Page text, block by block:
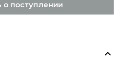
поступлении